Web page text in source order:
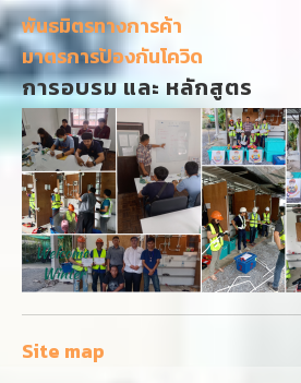
พันธมิตรทางการค้า
มาตรการป้องกันโควิด
การอบรม และ หลักสูตร
Site map